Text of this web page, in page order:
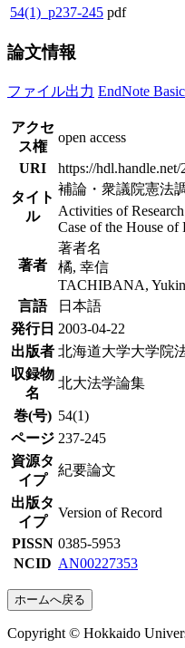
54(1)_p237-245 pdf
論文情報
ファイル出力 EndNote
アクセ
ス権
open access
URI
https://hdl.handle.net/
タイト
ル
補論・衆議院憲法
Activities of
Case of the House of
著者
著者名
橘, 幸信
TACHIBANA,
言語
日本語
発行日 2003-04-22
出版者 北海道大学大学院
収録物
名
北大法学論集
巻(号) 54(1)
ページ 237-245
資源タ
イプ
紀要論文
出版タ
イプ
Version of Record
PISSN 0385-5953
NCID AN00227353
ホームへ戻る
Copyright © Hokkaido